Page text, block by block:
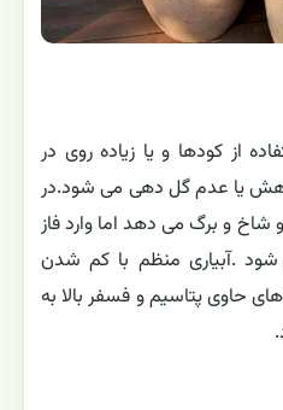
از کودها و یا زیاده روی در
یا عدم گل دهی می شود.در
شاخ و برگ می دهد اما وارد فاز
.آبیاری منظم با کم شدن
حاوی پتاسیم و فسفر بالا به